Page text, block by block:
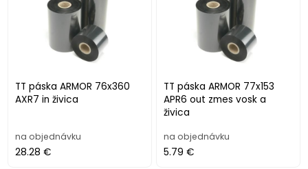
TT páska ARMOR 76x360
AXR7 in živica
na objednávku
28.28 €
TT páska ARMOR 77x153
APR6 out zmes vosk a
živica
na objednávku
5.79 €